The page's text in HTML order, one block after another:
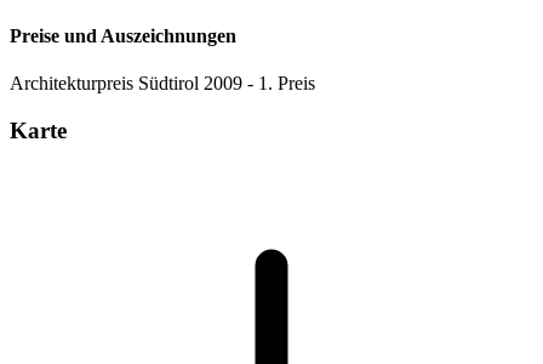
Preise und Auszeichnungen
Architekturpreis Südtirol 2009 - 1. Preis
Karte